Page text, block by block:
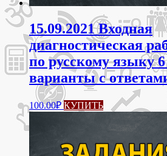
15.09.2021 Входная
диагностическая
по русскому языку
варианты с
100.00₽ КУПИТЬ